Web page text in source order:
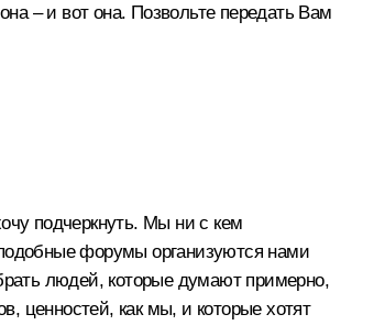
– и вот она. Позвольте передать Вам
подчеркнуть. Мы ни с кем
форумы организуются нами
людей, которые думают примерно,
ценностей, как мы, и которые хотят